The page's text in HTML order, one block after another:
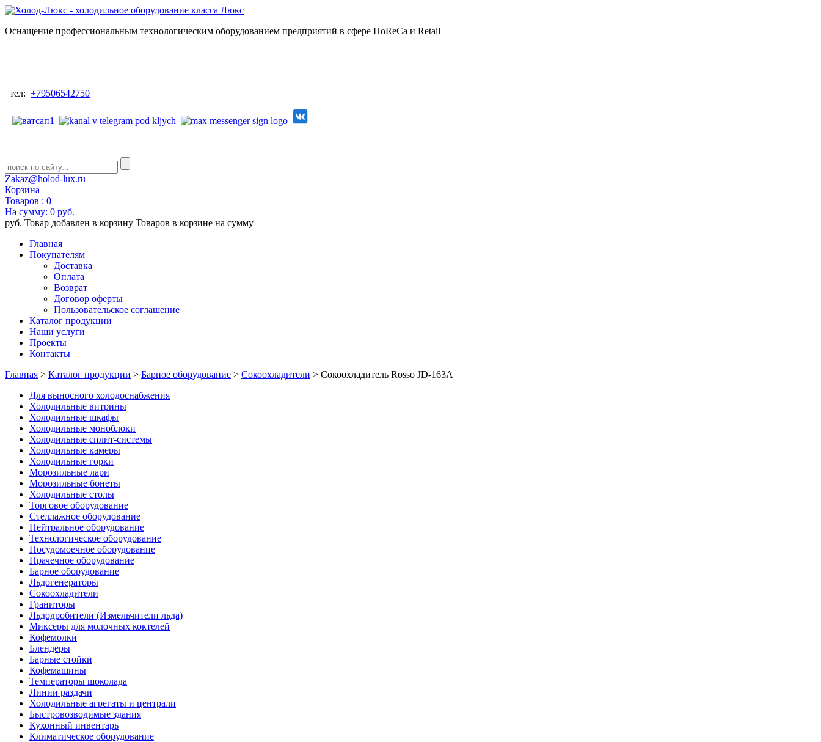
Оснащение профессиональным технологическим оборудованием предприятий в сфере HoReCa и Retail
тел: +79506542750
Zakaz@holod-lux.ru
Корзина
Товаров : 0
На сумму: 0 руб.
руб. Товар добавлен в корзину Товаров в корзине на сумму
Главная
Покупателям
Доставка
Оплата
Возврат
Договор оферты
Пользовательское соглашение
Каталог продукции
Наши услуги
Проекты
Контакты
Главная > Каталог продукции > Барное оборудование > Сокоохладители > Сокоохладитель Rosso JD-163A
Для выносного холодоснабжения
Холодильные витрины
Холодильные шкафы
Холодильные моноблоки
Холодильные сплит-системы
Холодильные камеры
Холодильные горки
Морозильные лари
Морозильные бонеты
Холодильные столы
Торговое оборудование
Стеллажное оборудование
Нейтральное оборудование
Технологическое оборудование
Посудомоечное оборудование
Прачечное оборудование
Барное оборудование
Льдогенераторы
Сокоохладители
Граниторы
Льдодробители (Измельчители льда)
Миксеры для молочных коктелей
Кофемолки
Блендеры
Барные стойки
Кофемашины
Температоры шоколада
Линии раздачи
Холодильные агрегаты и централи
Быстровозводимые здания
Кухонный инвентарь
Климатическое оборудование